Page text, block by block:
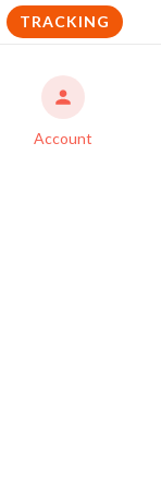
TRACKING
Account